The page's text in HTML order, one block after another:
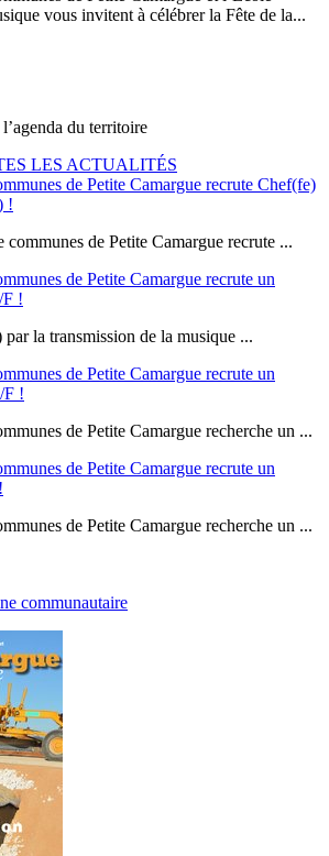
vous invitent à célébrer la Fête de la...
du territoire
LES ACTUALITÉS
de Petite Camargue recrute Chef(fe)
!
de Petite Camargue recrute ...
de Petite Camargue recrute un
F !
par la transmission de la musique ...
de Petite Camargue recrute un
F !
de Petite Camargue recherche un ...
de Petite Camargue recrute un
de Petite Camargue recherche un ...
communautaire